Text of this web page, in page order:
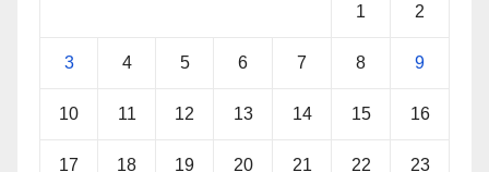
1 2
3 4 5 6 7 8 9
10 11 12 13 14 15 16
17 18 19 20 21 22 23